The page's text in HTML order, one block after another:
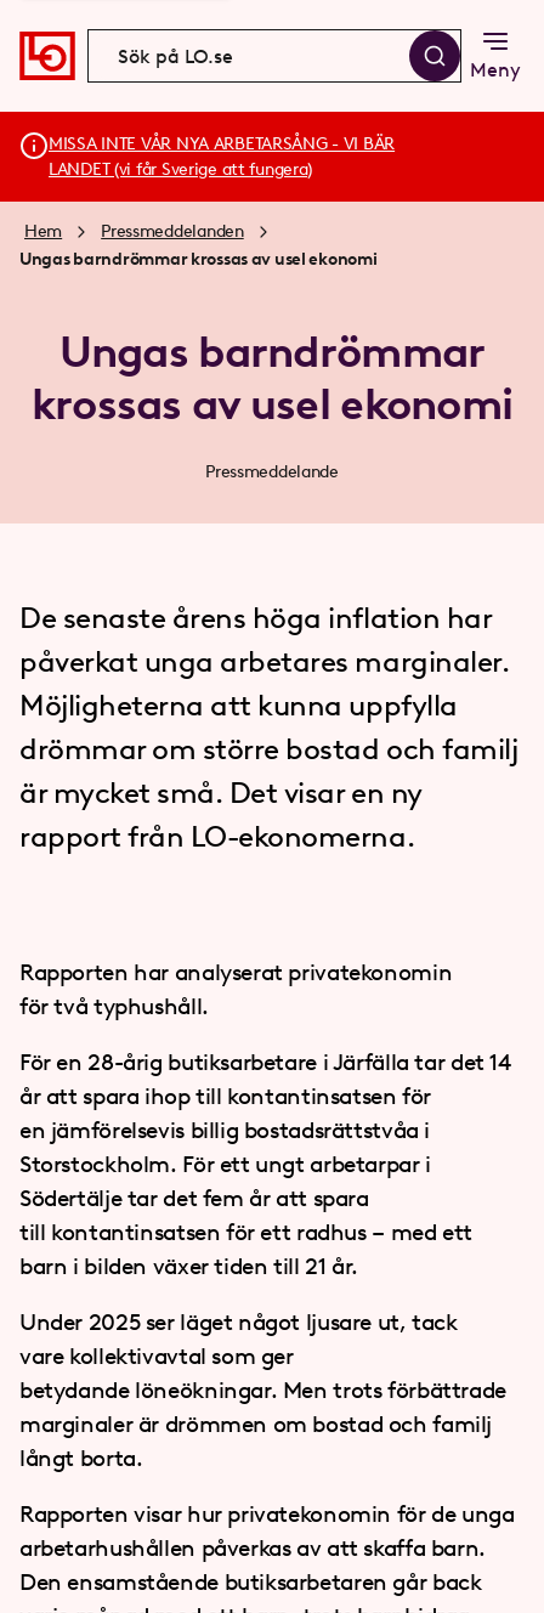
Meny
MISSA INTE VÅR NYA ARBETARSÅNG - VI BÄR
LANDET (vi får Sverige att fungera)
Hem
Pressmeddelanden
Ungas barndrömmar krossas av usel ekonomi
Ungas barndrömmar
krossas av usel ekonomi
Pressmeddelande
De senaste årens höga inflation har
påverkat unga arbetares marginaler.
Möjligheterna att kunna uppfylla
drömmar om större bostad och familj
är mycket små. Det visar en ny
rapport från LO-ekonomerna.
Rapporten har analyserat privatekonomin
för två typhushåll.
För en 28-årig butiksarbetare i Järfälla tar det 14
år att spara ihop till kontantinsatsen för
en jämförelsevis billig bostadsrättstvåa i
Storstockholm. För ett ungt arbetarpar i
Södertälje tar det fem år att spara
till kontantinsatsen för ett radhus – med ett
barn i bilden växer tiden till 21 år.
Under 2025 ser läget något ljusare ut, tack
vare kollektivavtal som ger
betydande löneökningar. Men trots förbättrade
marginaler är drömmen om bostad och familj
långt borta.
Rapporten visar hur privatekonomin för de unga
arbetarhushållen påverkas av att skaffa barn.
Den ensamstående butiksarbetaren går back